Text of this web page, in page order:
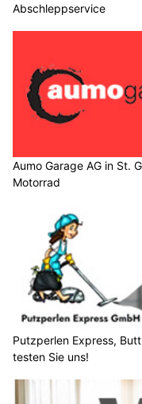
Abschleppservice
Aumo Garage AG in St.
Motorrad
Putzperlen Express,
testen Sie uns!